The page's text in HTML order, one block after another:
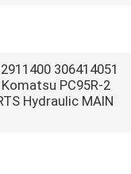
306414051
PC95R-2
Hydraulic MAIN